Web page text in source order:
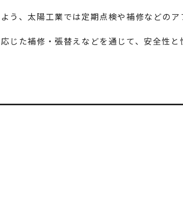
う、太陽工業では定期点検や補修などのア
じた補修・張替えなどを通じて、安全性と